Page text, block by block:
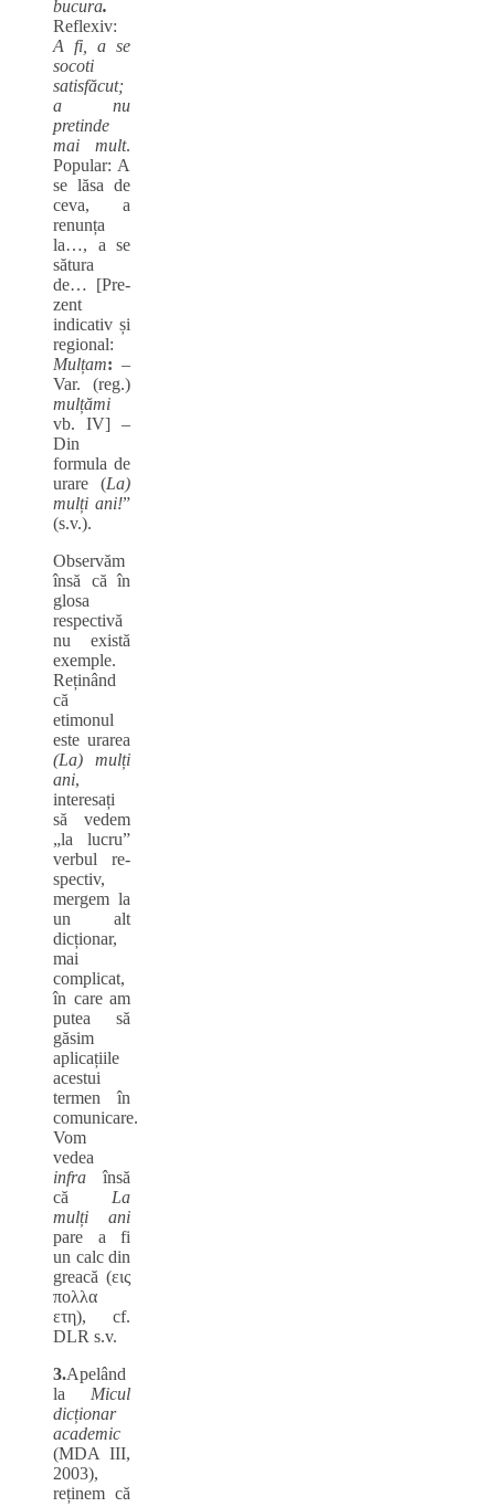
bucura.
Reflexiv:
A fi, a se
socoti
satisfăcut;
a nu
pretinde
mai mult.
Popular: A
se lăsa de
ceva, a
renunța
la…, a se
sătura
de… [Pre-
zent
indicativ și
regional:
Mulțam: –
Var. (reg.)
mulțămi
vb. IV] ‒
Din
formula de
urare (La)
mulți ani!”
(s.v.).
Observăm
însă că în
glosa
respectivă
nu există
exemple.
Reținând
că
etimonul
este urarea
(La) mulți
ani,
interesați
să vedem
„la lucru”
verbul re-
spectiv,
mergem la
un alt
dicționar,
mai
complicat,
în care am
putea să
găsim
aplicațiile
acestui
termen în
comunicare.
Vom
vedea
infraînsă
că La
mulți ani
pare a fi
un calc din
greacă (εις
πολλα
ετη), cf.
DLR s.v.
3.Apelând
la Micul
dicționar
academic
(MDA III,
2003),
reținem că